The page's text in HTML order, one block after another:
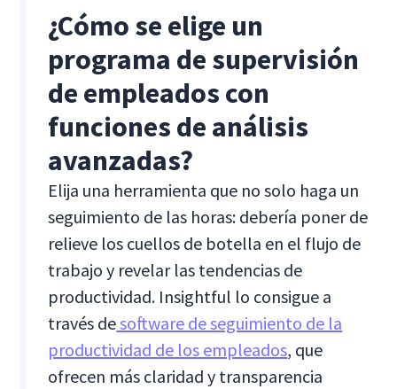
¿Cómo se elige un
programa de supervisión
de empleados con
funciones de análisis
avanzadas?
Elija una herramienta que no solo haga un
seguimiento de las horas: debería poner de
relieve los cuellos de botella en el flujo de
trabajo y revelar las tendencias de
productividad. Insightful lo consigue a
través desoftware de seguimiento de la
productividad de los empleados, que
ofrecen más claridad y transparencia